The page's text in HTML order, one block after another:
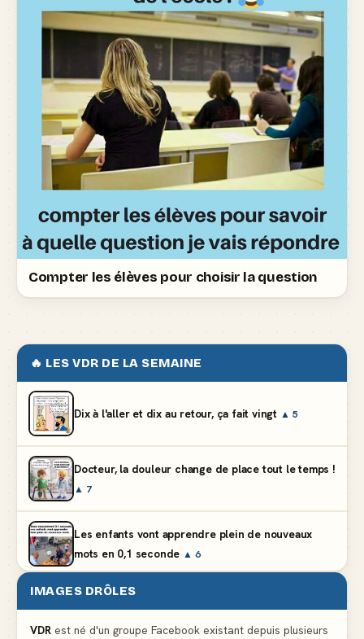
Compter les élèves pour choisir la question
🔥 LES VDR DE LA SEMAINE
Dix à l'aller et dix au retour, ça fait vingt ▲ 5
Docteur, la douleur change de place tout le temps !
▲ 7
Les enfants vont apprendre plein de nouveaux
mots en 0,1 seconde ▲ 6
En état de légitime dépenses aux soldes ▲ 4
IMAGES DRÔLES
VDR est né d'un groupe Facebook existant depuis plusieurs